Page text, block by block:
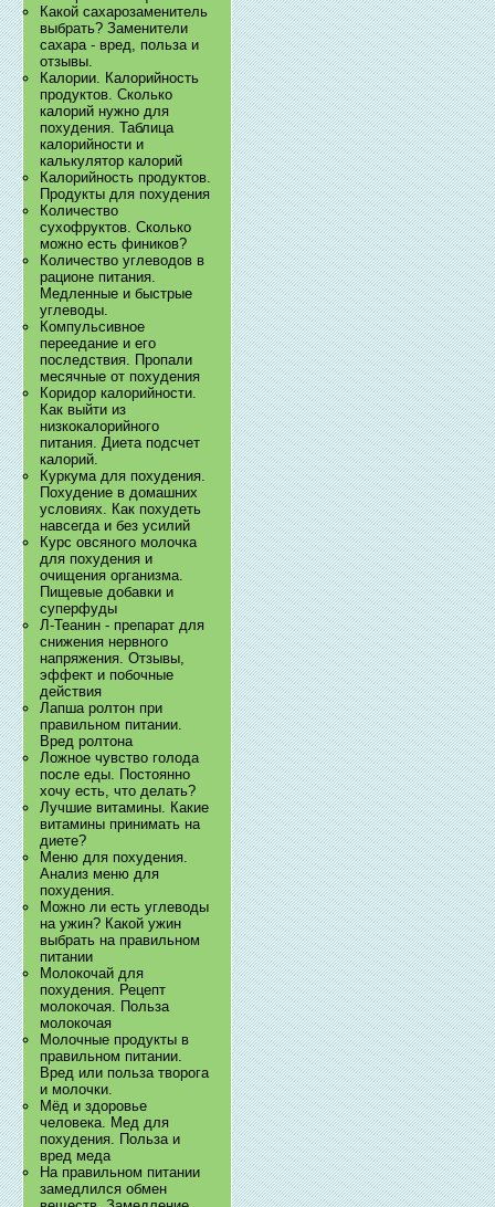
Какой сахарозаменитель
выбрать? Заменители
сахара - вред, польза и
отзывы.
Калории. Калорийность
продуктов. Сколько
калорий нужно для
похудения. Таблица
калорийности и
калькулятор калорий
Калорийность продуктов.
Продукты для похудения
Количество
сухофруктов. Сколько
можно есть фиников?
Количество углеводов в
рационе питания.
Медленные и быстрые
углеводы.
Компульсивное
переедание и его
последствия. Пропали
месячные от похудения
Коридор калорийности.
Как выйти из
низкокалорийного
питания. Диета подсчет
калорий.
Куркума для похудения.
Похудение в домашних
условиях. Как похудеть
навсегда и без усилий
Курс овсяного молочка
для похудения и
очищения организма.
Пищевые добавки и
суперфуды
Л-Теанин - препарат для
снижения нервного
напряжения. Отзывы,
эффект и побочные
действия
Лапша ролтон при
правильном питании.
Вред ролтона
Ложное чувство голода
после еды. Постоянно
хочу есть, что делать?
Лучшие витамины. Какие
витамины принимать на
диете?
Меню для похудения.
Анализ меню для
похудения.
Можно ли есть углеводы
на ужин? Какой ужин
выбрать на правильном
питании
Молокочай для
похудения. Рецепт
молокочая. Польза
молокочая
Молочные продукты в
правильном питании.
Вред или польза творога
и молочки.
Мёд и здоровье
человека. Мед для
похудения. Польза и
вред меда
На правильном питании
замедлился обмен